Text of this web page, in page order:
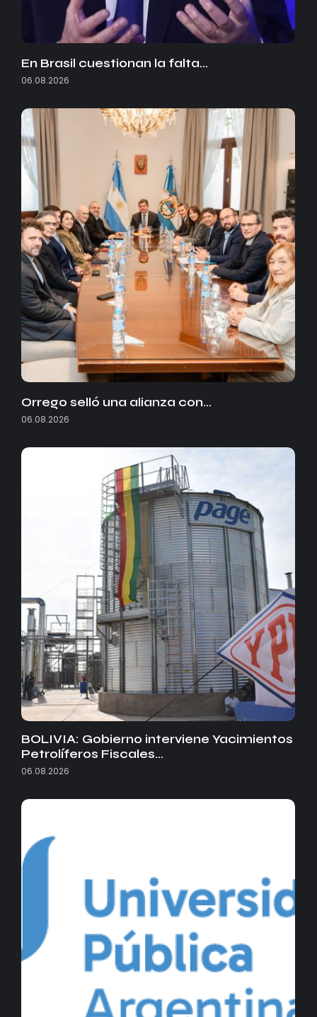
En Brasil cuestionan la falta…
06.08.2026
Orrego selló una alianza con…
06.08.2026
BOLIVIA: Gobierno interviene Yacimientos
Petrolíferos Fiscales…
06.08.2026